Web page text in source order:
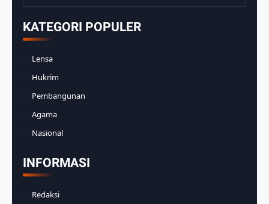
KATEGORI POPULER
Lensa
Hukrim
Pembangunan
Agama
Nasional
INFORMASI
Redaksi